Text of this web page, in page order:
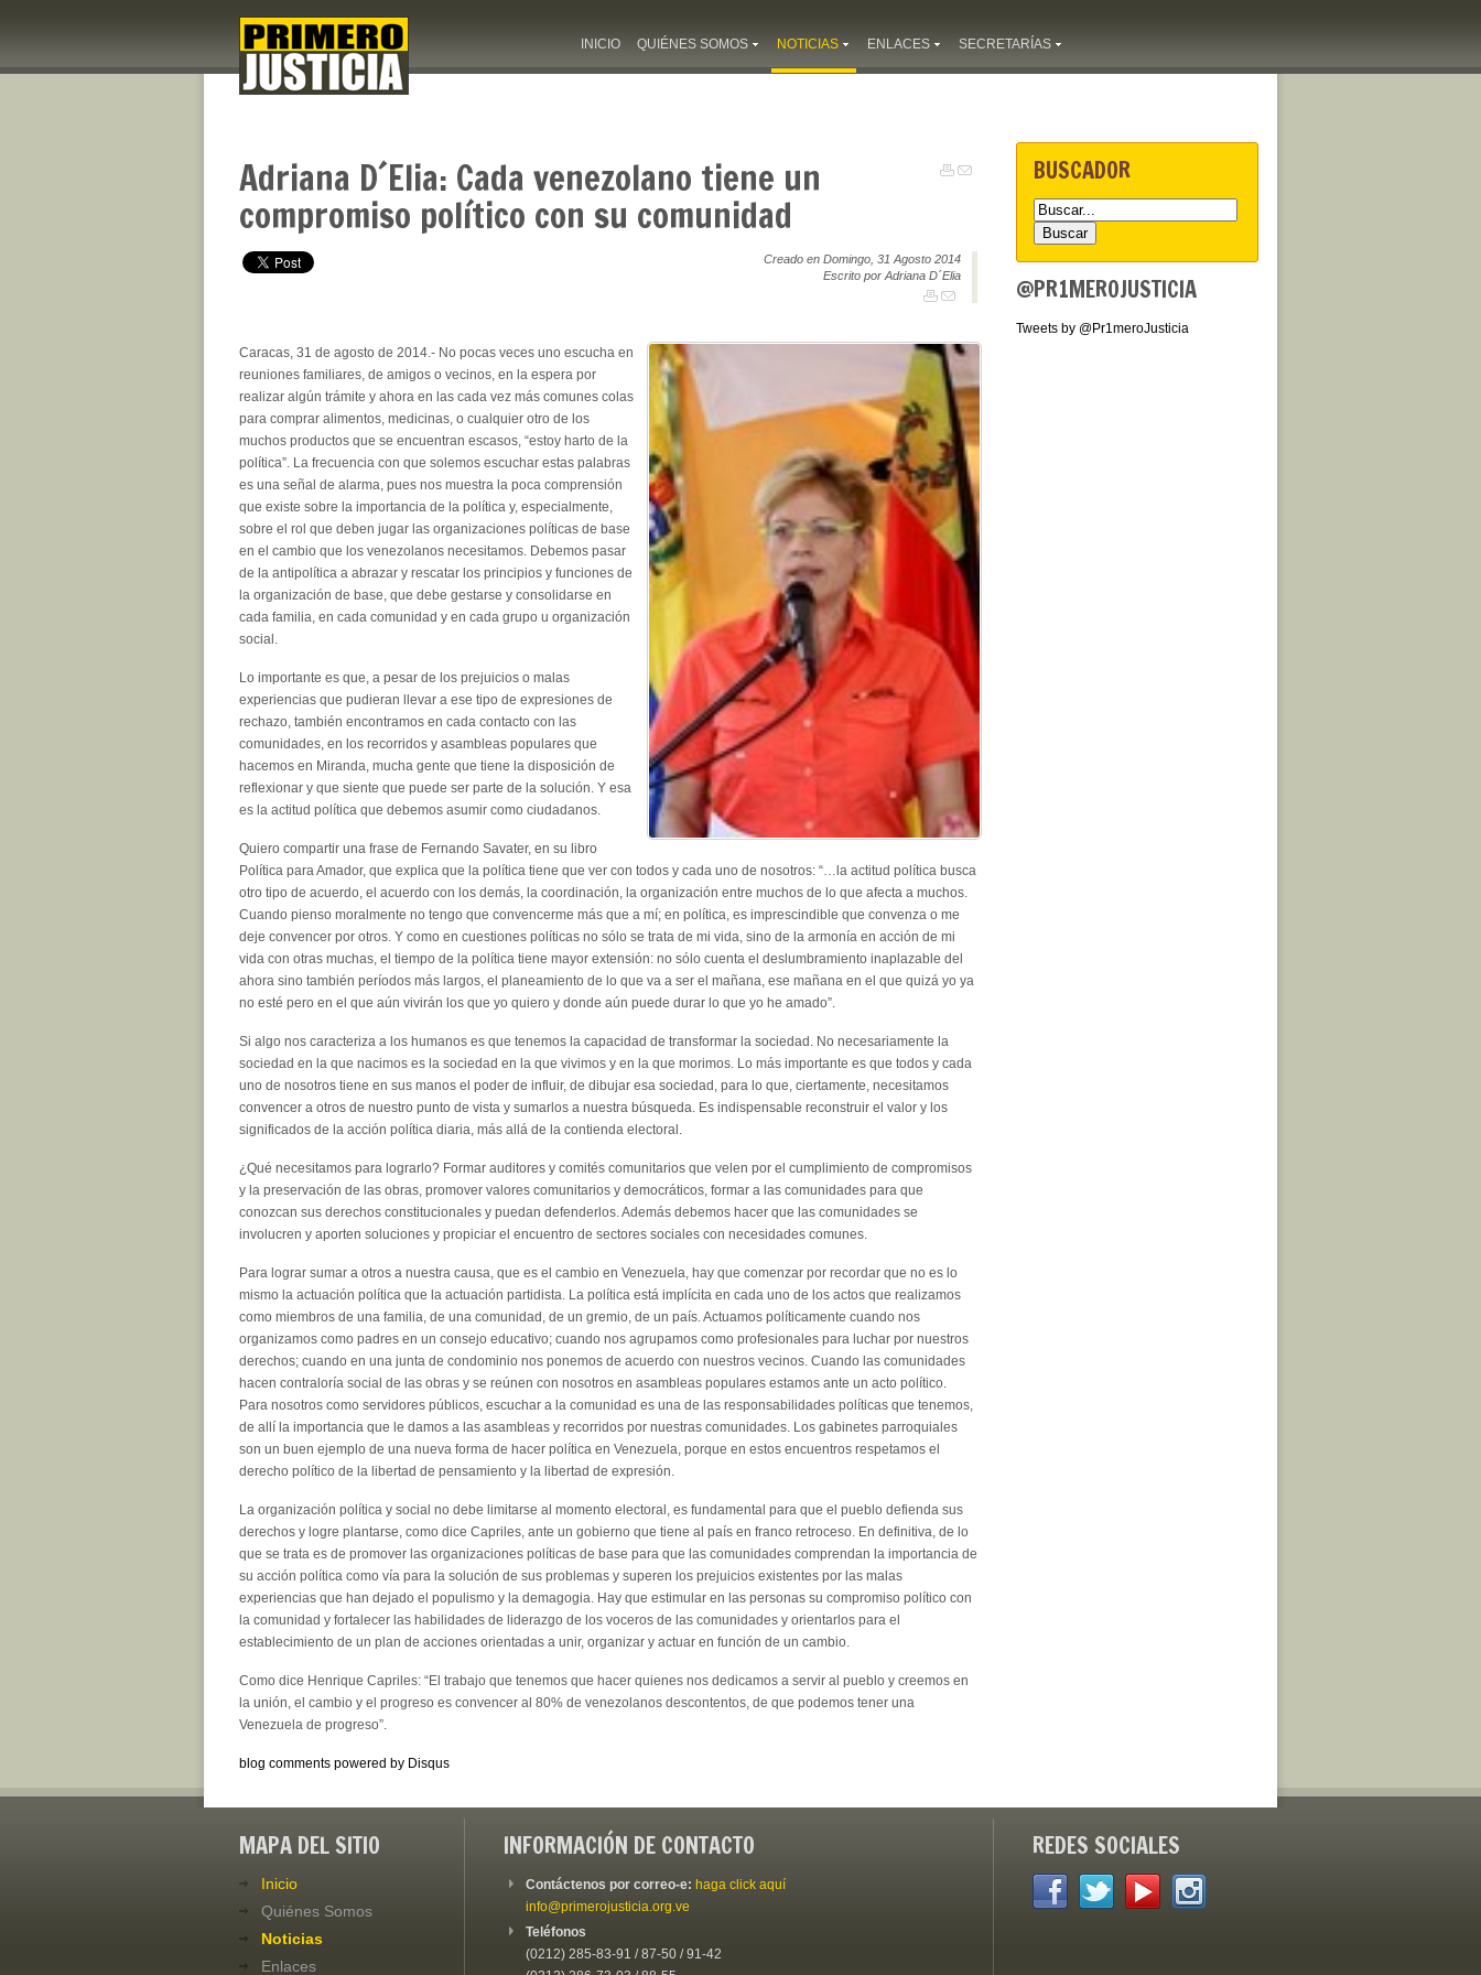
INICIO QUIÉNES SOMOS NOTICIAS ENLACES SECRETARÍAS
Adriana D´Elia: Cada venezolano tiene un
compromiso político con su comunidad
Creado en Domingo, 31 Agosto 2014
Escrito por Adriana D´Elia
Caracas, 31 de agosto de 2014.- No pocas veces uno escucha en
reuniones familiares, de amigos o vecinos, en la espera por
realizar algún trámite y ahora en las cada vez más comunes colas
para comprar alimentos, medicinas, o cualquier otro de los
muchos productos que se encuentran escasos, “estoy harto de la
política”. La frecuencia con que solemos escuchar estas palabras
es una señal de alarma, pues nos muestra la poca comprensión
que existe sobre la importancia de la política y, especialmente,
sobre el rol que deben jugar las organizaciones políticas de base
en el cambio que los venezolanos necesitamos. Debemos pasar
de la antipolítica a abrazar y rescatar los principios y funciones de
la organización de base, que debe gestarse y consolidarse en
cada familia, en cada comunidad y en cada grupo u organización
social.
Lo importante es que, a pesar de los prejuicios o malas
experiencias que pudieran llevar a ese tipo de expresiones de
rechazo, también encontramos en cada contacto con las
comunidades, en los recorridos y asambleas populares que
hacemos en Miranda, mucha gente que tiene la disposición de
reflexionar y que siente que puede ser parte de la solución. Y esa
es la actitud política que debemos asumir como ciudadanos.
Quiero compartir una frase de Fernando Savater, en su libro
Política para Amador, que explica que la política tiene que ver con todos y cada uno de nosotros: “…la actitud política busca
otro tipo de acuerdo, el acuerdo con los demás, la coordinación, la organización entre muchos de lo que afecta a muchos.
Cuando pienso moralmente no tengo que convencerme más que a mí; en política, es imprescindible que convenza o me
deje convencer por otros. Y como en cuestiones políticas no sólo se trata de mi vida, sino de la armonía en acción de mi
vida con otras muchas, el tiempo de la política tiene mayor extensión: no sólo cuenta el deslumbramiento inaplazable del
ahora sino también períodos más largos, el planeamiento de lo que va a ser el mañana, ese mañana en el que quizá yo ya
no esté pero en el que aún vivirán los que yo quiero y donde aún puede durar lo que yo he amado”.
Si algo nos caracteriza a los humanos es que tenemos la capacidad de transformar la sociedad. No necesariamente la
sociedad en la que nacimos es la sociedad en la que vivimos y en la que morimos. Lo más importante es que todos y cada
uno de nosotros tiene en sus manos el poder de influir, de dibujar esa sociedad, para lo que, ciertamente, necesitamos
convencer a otros de nuestro punto de vista y sumarlos a nuestra búsqueda. Es indispensable reconstruir el valor y los
significados de la acción política diaria, más allá de la contienda electoral.
¿Qué necesitamos para lograrlo? Formar auditores y comités comunitarios que velen por el cumplimiento de compromisos
y la preservación de las obras, promover valores comunitarios y democráticos, formar a las comunidades para que
conozcan sus derechos constitucionales y puedan defenderlos. Además debemos hacer que las comunidades se
involucren y aporten soluciones y propiciar el encuentro de sectores sociales con necesidades comunes.
Para lograr sumar a otros a nuestra causa, que es el cambio en Venezuela, hay que comenzar por recordar que no es lo
mismo la actuación política que la actuación partidista. La política está implícita en cada uno de los actos que realizamos
como miembros de una familia, de una comunidad, de un gremio, de un país. Actuamos políticamente cuando nos
organizamos como padres en un consejo educativo; cuando nos agrupamos como profesionales para luchar por nuestros
derechos; cuando en una junta de condominio nos ponemos de acuerdo con nuestros vecinos. Cuando las comunidades
hacen contraloría social de las obras y se reúnen con nosotros en asambleas populares estamos ante un acto político.
Para nosotros como servidores públicos, escuchar a la comunidad es una de las responsabilidades políticas que tenemos,
de allí la importancia que le damos a las asambleas y recorridos por nuestras comunidades. Los gabinetes parroquiales
son un buen ejemplo de una nueva forma de hacer política en Venezuela, porque en estos encuentros respetamos el
derecho político de la libertad de pensamiento y la libertad de expresión.
La organización política y social no debe limitarse al momento electoral, es fundamental para que el pueblo defienda sus
derechos y logre plantarse, como dice Capriles, ante un gobierno que tiene al país en franco retroceso. En definitiva, de lo
que se trata es de promover las organizaciones políticas de base para que las comunidades comprendan la importancia de
su acción política como vía para la solución de sus problemas y superen los prejuicios existentes por las malas
experiencias que han dejado el populismo y la demagogia. Hay que estimular en las personas su compromiso político con
la comunidad y fortalecer las habilidades de liderazgo de los voceros de las comunidades y orientarlos para el
establecimiento de un plan de acciones orientadas a unir, organizar y actuar en función de un cambio.
Como dice Henrique Capriles: “El trabajo que tenemos que hacer quienes nos dedicamos a servir al pueblo y creemos en
la unión, el cambio y el progreso es convencer al 80% de venezolanos descontentos, de que podemos tener una
Venezuela de progreso”.
blog comments powered by Disqus
BUSCADOR
@PR1MEROJUSTICIA
Tweets by @Pr1meroJusticia
MAPA DEL SITIO
Inicio
Quiénes Somos
Noticias
Enlaces
INFORMACIÓN DE CONTACTO
Contáctenos por correo-e: haga click aquí
info@primerojusticia.org.ve
Teléfonos
(0212) 285-83-91 / 87-50 / 91-42
REDES SOCIALES